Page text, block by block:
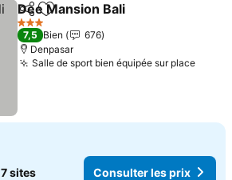
PartagerAjouter à mes favoris
Dee Mansion Bali
3 Étoiles
7,5 Bien
676
Denpasar
Salle de sport bien équipée sur place
7 sites Consulter les prix